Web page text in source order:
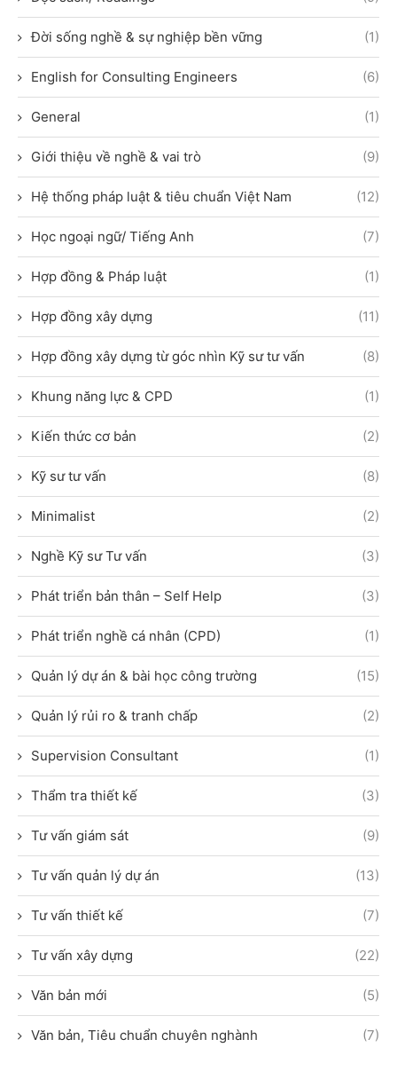
Đời sống nghề & sự nghiệp bền vững (1)
English for Consulting Engineers (6)
General (1)
Giới thiệu về nghề & vai trò (9)
Hệ thống pháp luật & tiêu chuẩn Việt Nam (12)
Học ngoại ngữ/ Tiếng Anh (7)
Hợp đồng & Pháp luật (1)
Hợp đồng xây dựng (11)
Hợp đồng xây dựng từ góc nhìn Kỹ sư tư vấn (8)
Khung năng lực & CPD (1)
Kiến thức cơ bản (2)
Kỹ sư tư vấn (8)
Minimalist (2)
Nghề Kỹ sư Tư vấn (3)
Phát triển bản thân – Self Help (3)
Phát triển nghề cá nhân (CPD) (1)
Quản lý dự án & bài học công trường (15)
Quản lý rủi ro & tranh chấp (2)
Supervision Consultant (1)
Thẩm tra thiết kế (3)
Tư vấn giám sát (9)
Tư vấn quản lý dự án (13)
Tư vấn thiết kế (7)
Tư vấn xây dựng (22)
Văn bản mới (5)
Văn bản, Tiêu chuẩn chuyên nghành (7)